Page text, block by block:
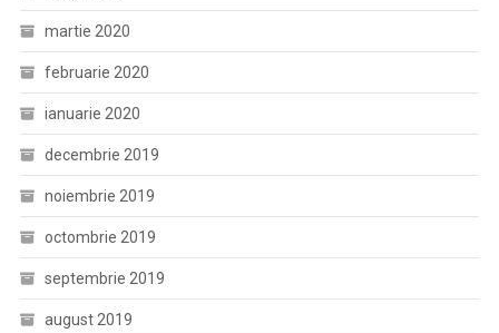
martie 2020
februarie 2020
ianuarie 2020
decembrie 2019
noiembrie 2019
octombrie 2019
septembrie 2019
august 2019